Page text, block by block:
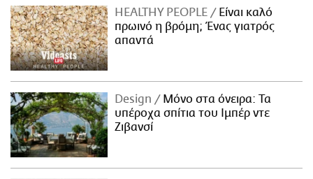
HEALTHY PEOPLE
Είναι καλό
πρωινό η βρόμη; Ένας γιατρός
απαντά
Design
Μόνο στα όνειρα: Τα
υπέροχα σπίτια του Ιμπέρ ντε
Ζιβανσί